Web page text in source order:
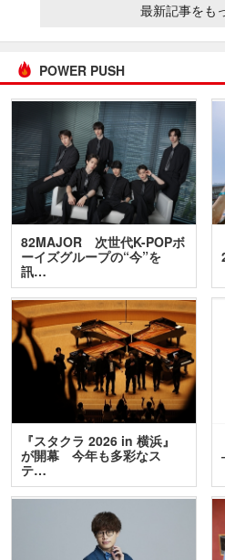
最新記事をも
POWER PUSH
82MAJOR 次世代K-POPボ
ーイズグループの“今”を
訊…
『スタクラ 2026 in 横浜』
が開幕 今年も多彩なス
テ…